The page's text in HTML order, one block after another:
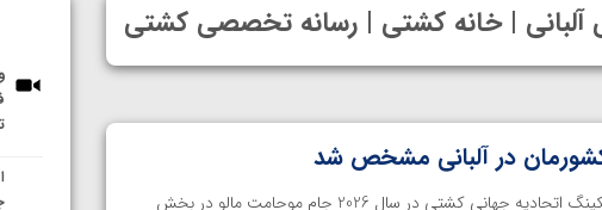
آلبانی | خانه کشتی | رسانه تخصصی کشتی
در آلبانی مشخص شد
خانه کشتی | دومین رقابت های رنکینگ اتحادیه جهانی کشتی در سال 2026 جام موحامت مالو در بخش